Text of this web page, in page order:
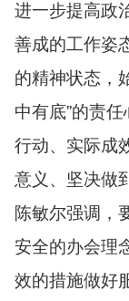
进一步提高政
善成的工作姿
的精神状态，
中有底”的责
行动、实际成
意义、坚决做
陈敏尔强调，
安全的办会理
效的措施做好